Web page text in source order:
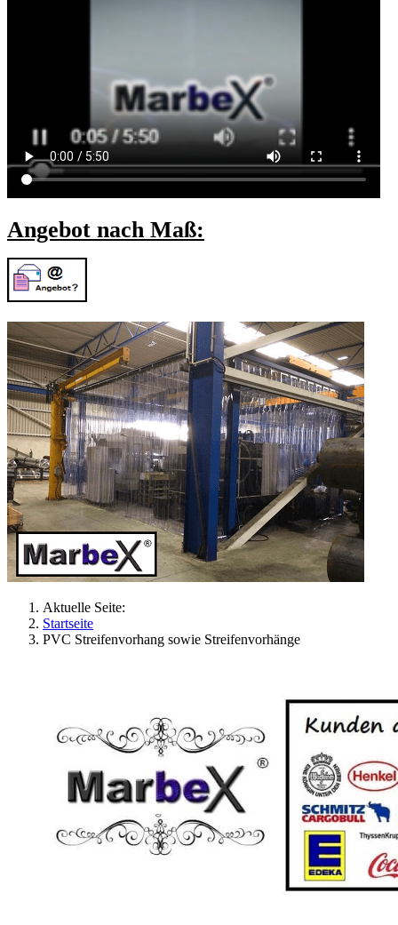
Angebot nach Maß:
Aktuelle Seite:
Startseite
PVC Streifenvorhang sowie Streifenvorhänge